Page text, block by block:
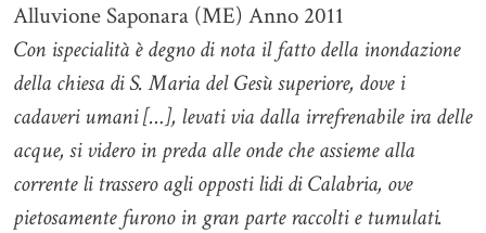
Alluvione Saponara (ME) Anno 2011
Con ispecialità è degno di nota il fatto della inondazione
della chiesa di S. Maria del Gesù superiore, dove i
cadaveri umani […], levati via dalla irrefrenabile ira delle
acque, si videro in preda alle onde che assieme alla
corrente li trassero agli opposti lidi di Calabria, ove
pietosamente furono in gran parte raccolti e tumulati.